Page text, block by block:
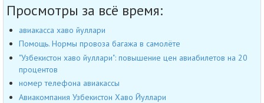
Просмотры за всё время:
авиакасса хаво йуллари
Помощь. Нормы провоза багажа в самолёте
"Узбекистон хаво йуллари": повышение цен авиабилетов на 20
процентов
номер телефона авиакассы
Авиакомпания Узбекистон Хаво Йуллари